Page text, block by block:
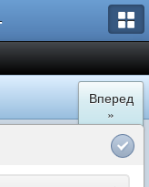
Вперед
»